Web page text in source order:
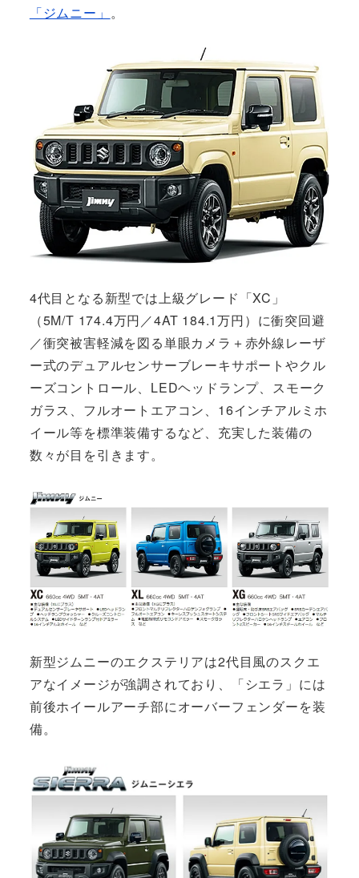
「ジムニー」 。
4代目となる新型では上級グレード「XC」
（5M/T 174.4万円／4AT 184.1万円）に衝突回避
／衝突被害軽減を図る単眼カメラ＋赤外線レーザ
ー式のデュアルセンサーブレーキサポートやクル
ーズコントロール、LEDヘッドランプ、スモーク
ガラス、フルオートエアコン、16インチアルミホ
イール等を標準装備するなど、充実した装備の
数々が目を引きます。
新型ジムニーのエクステリアは2代目風のスクエ
アなイメージが強調されており、「シエラ」には
前後ホイールアーチ部にオーバーフェンダーを装
備。